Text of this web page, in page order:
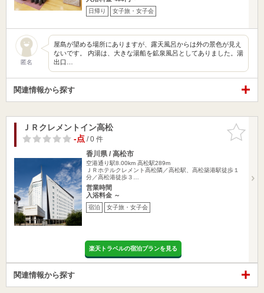
日帰り 女子旅・女子会
匿名
屋島が望める場所にありますが、露天風呂からは外の景色が見え
ないです。 内湯は、大きな湯船を鉱泉風呂としてありました。湯
出口…
関連情報から探す
お気に入
りに追加
ＪＲクレメントイン高松
-点/ 0 件
香川県 / 高松市
空港通り駅8.00km 高松駅289m
ＪＲホテルクレメント高松隣／高松駅、高松築港駅徒歩１
分／高松港徒歩３…
営業時間
入浴料金 ～
宿泊 女子旅・女子会
楽天トラベルの宿泊プランを見る
関連情報から探す